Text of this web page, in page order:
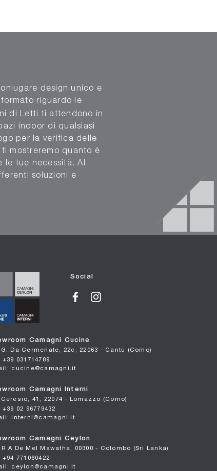
design unico e
riguardo le
di Letti ti attendono in
indoor di qualsiasi
per la verifica delle
mostreremo quanto è
tue necessità. Al
soluzioni e
Social
Camagni Cucine
Da Cermenate, 22c, 22063 - Cantù (Como)
+39 031714789
cucine@camagni.it
Camagni Interni
41, 22074 - Lomazzo (Como)
+39 02 96779432
interni@camagni.it
Camagni Ceylon
R A De Mel Mawatha, 00300 - Colombo (Sri Lanka)
+94 771060422
ceylon@camagni.it